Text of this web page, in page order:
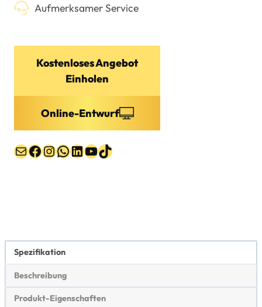
Aufmerksamer Service
Kostenloses Angebot
Einholen
Online-Entwurf
PostFacebook
Instagram
WhatsApp
LinkedIn
YouTube
TikTok
Spezifikation
Beschreibung
Produkt-Eigenschaften